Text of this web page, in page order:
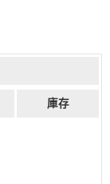
庫存